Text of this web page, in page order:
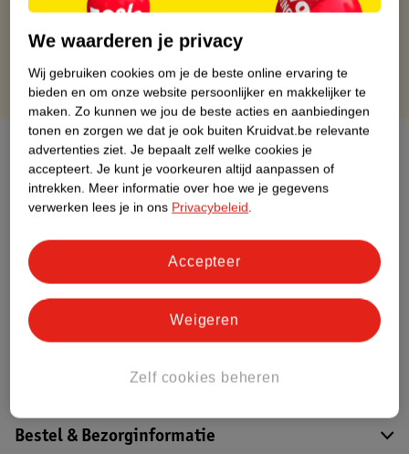
Gratis retourneren binnen 30 dagen
Over dit product
Productinformatie
Etiketinformatie
Nature Impact Score
Dit product heeft (nog) geen Nature
Impact Score.
Bestel & Bezorginformatie
We waarderen je privacy
Wij gebruiken cookies om je de beste online ervaring te
bieden en om onze website persoonlijker en makkelijker te
maken. Zo kunnen we jou de beste acties en aanbiedingen
tonen en zorgen we dat je ook buiten Kruidvat.be relevante
advertenties ziet. Je bepaalt zelf welke cookies je
accepteert. Je kunt je voorkeuren altijd aanpassen of
intrekken. Meer informatie over hoe we je gegevens
verwerken lees je in ons Privacybeleid.
Zelf cookies beheren
Weigeren
Accepteer